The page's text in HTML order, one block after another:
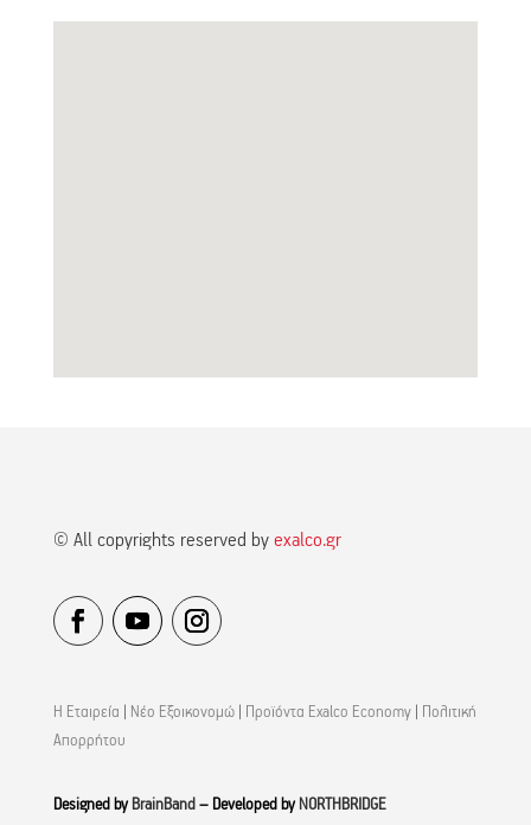
© All copyrights reserved by exalco.gr
Η Εταιρεία Νέο Εξοικονομώ| Προϊόντα Exalco Economy| Πολιτική
Απορρήτου
Designed by BrainBand– Developed by NORTHBRIDGE